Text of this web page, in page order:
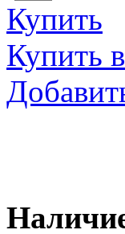
Купить
Купить